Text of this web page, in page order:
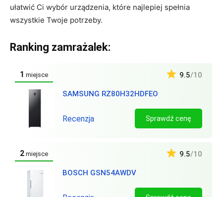
ułatwić Ci wybór urządzenia, które najlepiej spełnia
wszystkie Twoje potrzeby.
Ranking zamrażalek:
1 miejsce
SAMSUNG RZ80H32HDFEO
9.5/10
Recenzja Sprawdź cenę
2 miejsce
BOSCH GSN54AWDV
9.5/10